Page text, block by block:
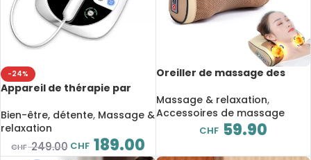
-24%
Appareil de thérapie par
Soulagement des douleurs,
anti-âge, raffermissement
du visage et du corps, 3
intensités, minuterie 30 min
Bien-être, détente, Massage &
relaxation
CHF249.00 CHF 189.00
Oreiller de massage des
soulagement des douleurs,
Multi-mode
Massage & relaxation,
Accessoires de massage
CHF 59.90